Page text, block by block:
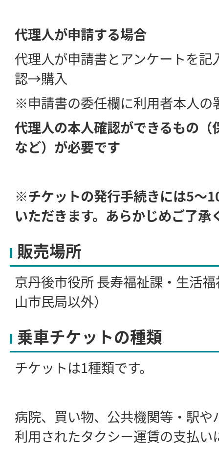
代理人が申請する場合
代理人が申請書とアンケートを
認→購入
※申請書の委任欄に利用者本人の
代理人の本人確認ができるもの（
など）が必要です
※チケットの発行手続きには5～
いただきます。あらかじめご了承
販売場所
京丹後市役所 長寿福祉課・生活
山市民局以外）
乗車チケットの種類
チケットは1種類です。
病院、買い物、公共機関等・駅
利用されたタクシー運賃の支払い